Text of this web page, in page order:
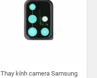
Thay kính camera Samsung